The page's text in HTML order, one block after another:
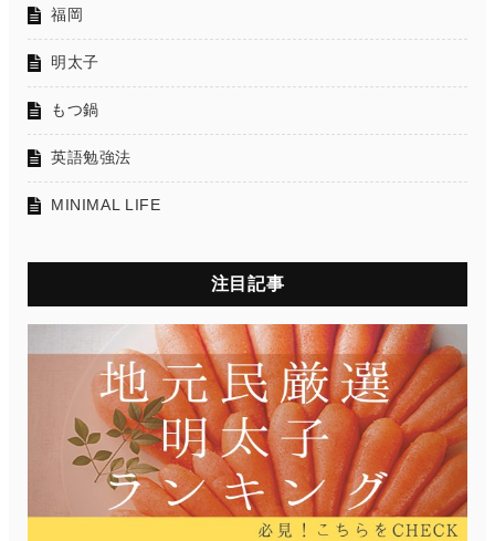
福岡
明太子
もつ鍋
英語勉強法
MINIMAL LIFE
注目記事